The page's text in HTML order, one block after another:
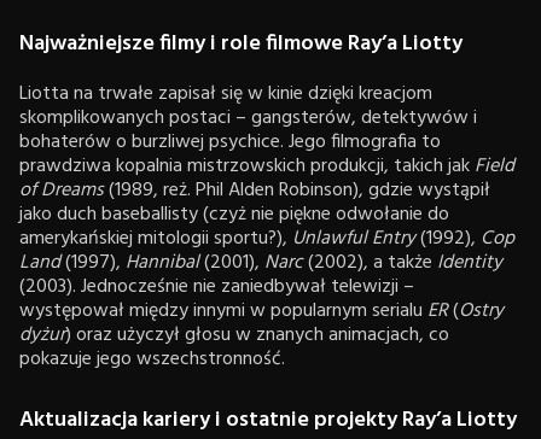
Najważniejsze filmy i role filmowe Ray’a Liotty
Liotta na trwałe zapisał się w kinie dzięki kreacjom
skomplikowanych postaci – gangsterów, detektywów i
bohaterów o burzliwej psychice. Jego filmografia to
prawdziwa kopalnia mistrzowskich produkcji, takich jakField
of Dreams(1989, reż. Phil Alden Robinson), gdzie wystąpił
jako duch baseballisty (czyż nie piękne odwołanie do
amerykańskiej mitologii sportu?), Unlawful Entry(1992), Cop
Land(1997), Hannibal(2001), Narc(2002), a także Identity
(2003). Jednocześnie nie zaniedbywał telewizji –
występował między innymi w popularnym serialu ER(Ostry
dyżur) oraz użyczył głosu w znanych animacjach, co
pokazuje jego wszechstronność.
Aktualizacja kariery i ostatnie projekty Ray’a Liotty